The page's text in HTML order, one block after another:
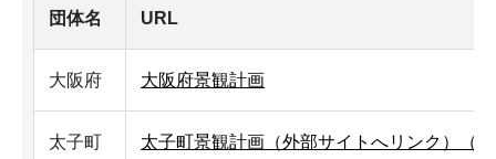
団体名 URL
大阪府 大阪府景観計画
太子町 太子町景観計画（外部サイトへリンク）（